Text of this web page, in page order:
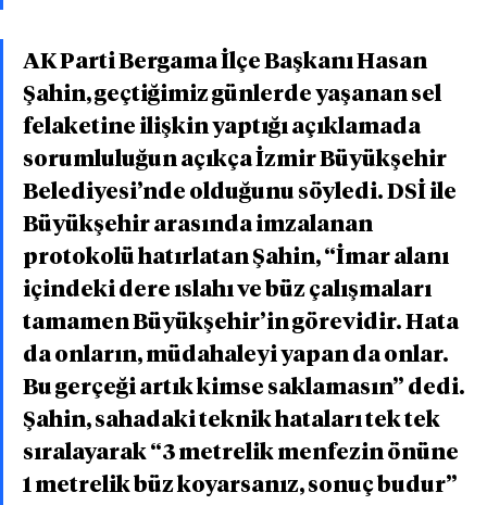
AK Parti Bergama İlçe Başkanı Hasan
Şahin, geçtiğimiz günlerde yaşanan sel
felaketine ilişkin yaptığı açıklamada
sorumluluğun açıkça İzmir Büyükşehir
Belediyesi’nde olduğunu söyledi. DSİ ile
Büyükşehir arasında imzalanan
protokolü hatırlatan Şahin, “İmar alanı
içindeki dere ıslahı ve büz çalışmaları
tamamen Büyükşehir’in görevidir. Hata
da onların, müdahaleyi yapan da onlar.
Bu gerçeği artık kimse saklamasın” dedi.
Şahin, sahadaki teknik hataları tek tek
sıralayarak “3 metrelik menfezin önüne
1 metrelik büz koyarsanız, sonuç budur”